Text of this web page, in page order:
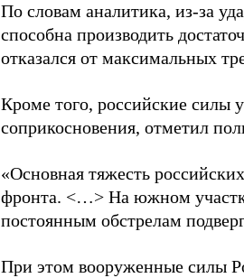
По словам аналитика, из-за
способна производить
отказался от максимальных
Кроме того, российские силы
соприкосновения, отметил
«Основная тяжесть
фронта. <…> На южном
постоянным обстрелам
При этом вооруженные силы